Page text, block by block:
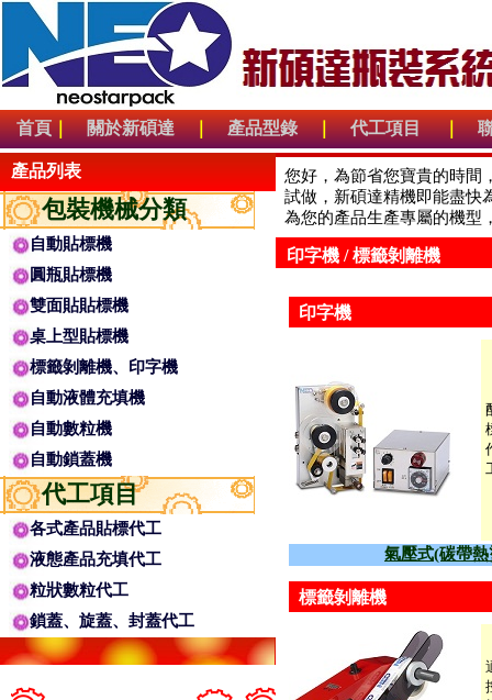
首頁｜關於新碩達｜產品型錄｜代工項目｜
產品列表
包裝機械分類
自動貼標機
圓瓶貼標機
雙面貼貼標機
桌上型貼標機
標籤剝離機、印字機
自動液體充填機
自動數粒機
自動鎖蓋機
代工項目
各式產品貼標代工
液態產品充填代工
粒狀數粒代工
鎖蓋、旋蓋、封蓋代工
您好，為節省您寶貴的時間
試做，新碩達精機即能盡快
為您的產品生產專屬的機型
印字機 / 標籤剝離機
印字機
氣壓式(碳帶
標籤剝離機